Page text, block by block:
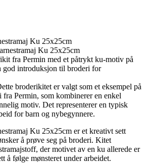
Ku 25x25cm
fra Permin med et påtrykt ku-motiv på
god introduksjon til broderi for
broderikitet er valgt som et eksempel på
fra Permin, som kombinerer en enkel
motiv. Det representerer en typisk
for barn og nybegynnere.
Ku 25x25cm er et kreativt sett
å prøve seg på broderi. Kitet
der motivet av en ku allerede er
å følge mønsteret under arbeidet.